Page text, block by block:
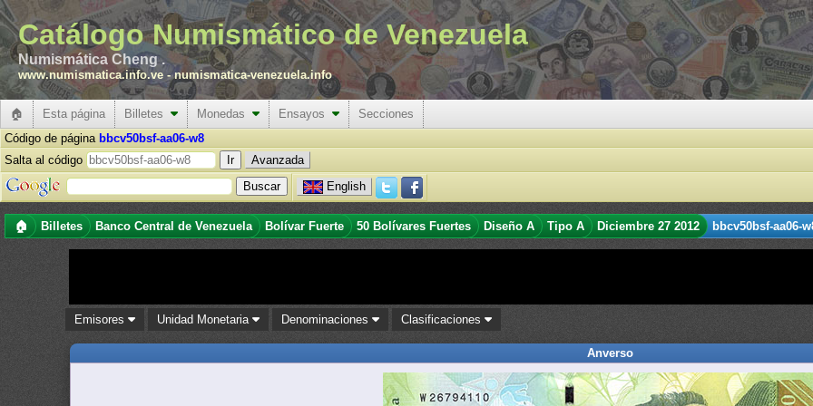
Catálogo Numismático de Venezuela
Numismática Cheng .
www.numismatica.info.ve -numismatica-venezuela.info
🏠 Esta página Billetes Monedas Ensayos
Secciones
Código de página bbcv50bsf-aa06-w8
Salta al código
Avanzada
English
🏠 Billetes Banco Central de Venezuela Bolívar Fuerte 50 Bolívares Fuertes Diseño A Tipo A Diciembre 27 2012 bbcv50bsf-aa06-
Emisores Unidad Monetaria Denominaciones Clasificaciones
Anverso